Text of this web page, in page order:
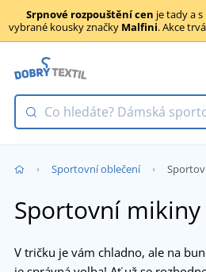
Srpnové rozpouštění cen je tady a
vybrané kousky značky Malfini. Akce
Sportovní oblečení
Sportovní
V tričku je vám chladno, ale na